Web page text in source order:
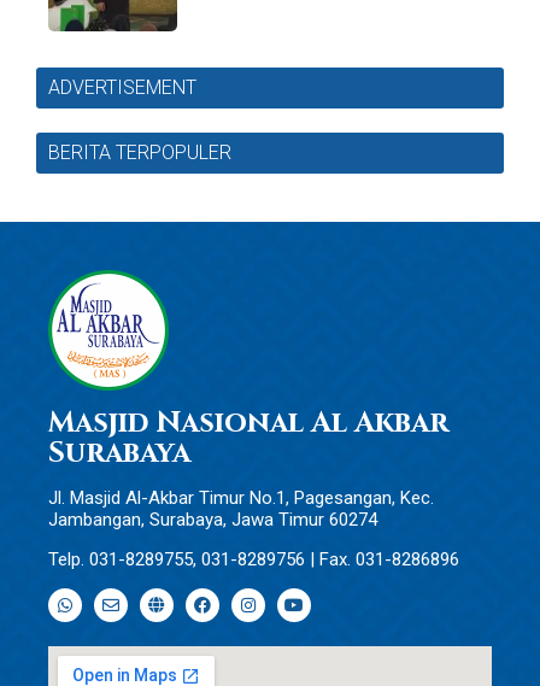
ADVERTISEMENT
BERITA TERPOPULER
Masjid Nasional Al Akbar
Surabaya
Jl. Masjid Al-Akbar Timur No.1, Pagesangan, Kec.
Jambangan, Surabaya, Jawa Timur 60274
Telp. 031-8289755, 031-8289756 | Fax. 031-8286896